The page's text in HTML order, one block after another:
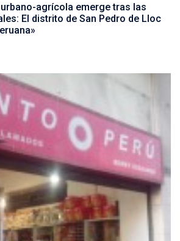
agrícola emerge tras las
El distrito de San Pedro de Lloc